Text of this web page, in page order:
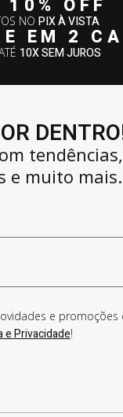
10% OFF
NOPIX À VISTA
EM 2
10X SEM JUROS
e muito mais.
e promoções
e Privacidade!